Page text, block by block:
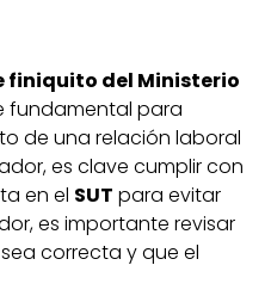
finiquito del Ministerio
fundamental para
de una relación laboral
es clave cumplir con
en el SUT para evitar
es importante revisar
sea correcta y que el